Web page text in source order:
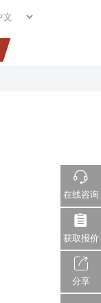
在线咨询
获取报价
分享